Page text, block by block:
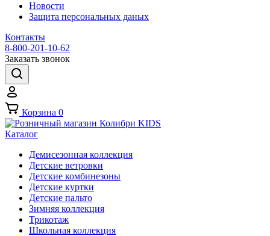
Новости
Защита персональных даных
Контакты
8-800-201-10-62
Заказать звонок
Корзина 0
Каталог
Демисезонная коллекция
Детские ветровки
Детские комбинезоны
Детские куртки
Детские пальто
Зимняя коллекция
Трикотаж
Школьная коллекция